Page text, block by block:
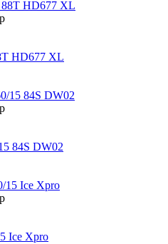
HD677 XL
84S DW02
Ice Xpro